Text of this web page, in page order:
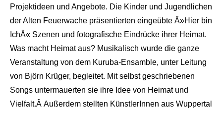
Projektideen und Angebote. Die Kinder und Jugendlichen
der Alten Feuerwache präsentierten eingeübte Â»Hier bin
IchÂ« Szenen und fotografische Eindrücke ihrer Heimat.
Was macht Heimat aus? Musikalisch wurde die ganze
Veranstaltung von dem Kuruba-Ensamble, unter Leitung
von Björn Krüger, begleitet. Mit selbst geschriebenen
Songs untermauerten sie ihre Idee von Heimat und
Vielfalt.Â Außerdem stellten KünstlerInnen aus Wuppertal